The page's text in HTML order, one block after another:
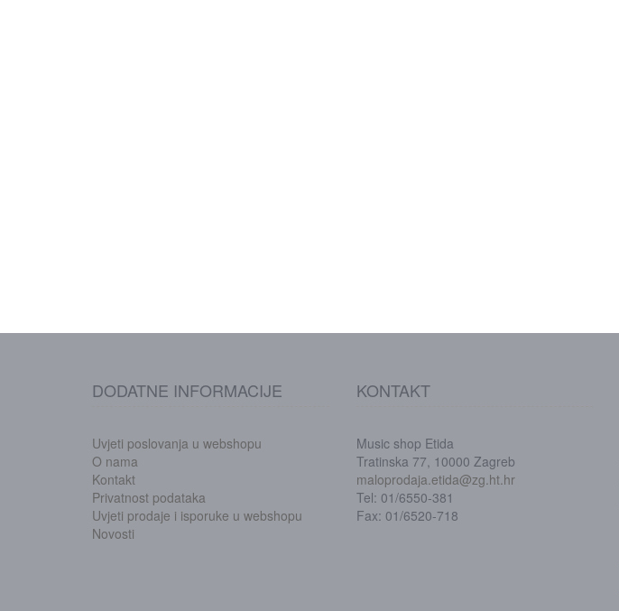
DODATNE INFORMACIJE
Uvjeti poslovanja u webshopu
O nama
Kontakt
Privatnost podataka
Uvjeti prodaje i isporuke u webshopu
Novosti
KONTAKT
Music shop Etida
Tratinska 77, 10000 Zagreb
maloprodaja.etida@zg.ht.hr
Tel: 01/6550-381
Fax: 01/6520-718